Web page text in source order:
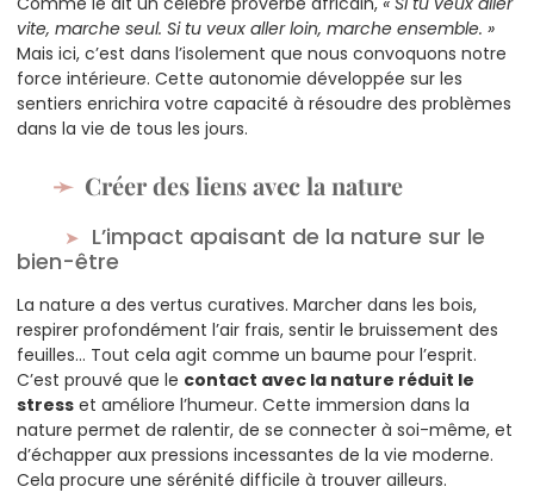
vite, marche seul. Si tu veux aller loin, marche ensemble. »
Mais ici, c’est dans l’isolement que nous convoquons notre
force intérieure. Cette autonomie développée sur les
sentiers enrichira votre capacité à résoudre des problèmes
dans la vie de tous les jours.
Créer des liens avec la nature
L’impact apaisant de la nature sur le
bien-être
La nature a des vertus curatives. Marcher dans les bois,
respirer profondément l’air frais, sentir le bruissement des
feuilles… Tout cela agit comme un baume pour l’esprit.
C’est prouvé que le contact avec la nature réduit le
stress et améliore l’humeur. Cette immersion dans la
nature permet de ralentir, de se connecter à soi-même, et
d’échapper aux pressions incessantes de la vie moderne.
Cela procure une sérénité difficile à trouver ailleurs.